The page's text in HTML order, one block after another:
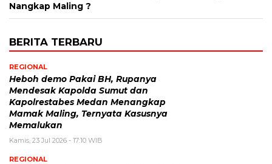
Nangkap Maling ?
BERITA TERBARU
REGIONAL
Heboh demo Pakai BH, Rupanya
Mendesak Kapolda Sumut dan
Kapolrestabes Medan Menangkap
Mamak Maling, Ternyata Kasusnya
Memalukan
Kamis, 23 Jul 2026 - 17:10 WIB
REGIONAL